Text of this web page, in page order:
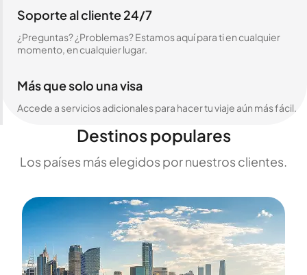
Soporte al cliente 24/7
¿Preguntas? ¿Problemas? Estamos aquí para ti en cualquier
momento, en cualquier lugar.
Más que solo una visa
Accede a servicios adicionales para hacer tu viaje aún más fácil.
Destinos populares
Los países más elegidos por nuestros clientes.